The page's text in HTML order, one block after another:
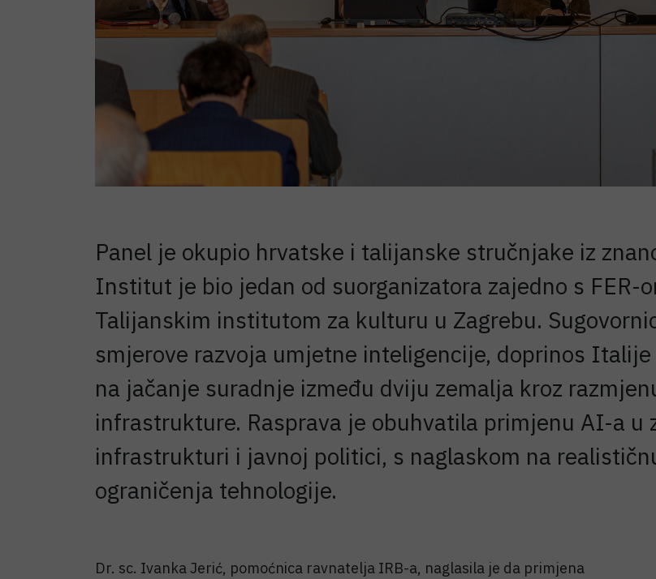
Panel je okupio hrvatske i talijanske stručnjake iz
Institut je bio jedan od suorganizatora zajedno s FER-
Talijanskim institutom za kulturu u Zagrebu.
smjerove razvoja umjetne inteligencije, doprinos
na jačanje suradnje između dviju zemalja kroz
infrastrukture. Rasprava je obuhvatila primjenu AI-a
infrastrukturi i javnoj politici, s naglaskom na
ograničenja tehnologije.
Dr. sc. Ivanka Jerić, pomoćnica ravnatelja IRB-a, naglasila je da primjena